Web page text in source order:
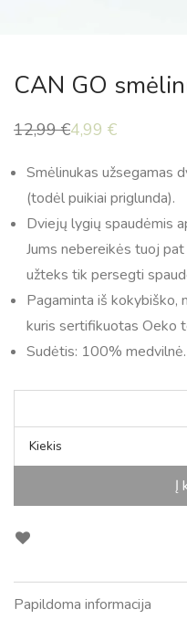
CAN GO
12,99€
Original
12,99 €.
4,99 €
Current
4,99 €.
Smėlinukas užsegamas
(todėl puikiai priglunda).
Dviejų lygių spaudėmis
Jums nebereikės tuoj
užteks tik persegti
Pagaminta iš kokybiško,
kuris sertifikuotas Oeko
Sudėtis: 100% medvilnė.
Kiekis
Į
Papildoma informacija